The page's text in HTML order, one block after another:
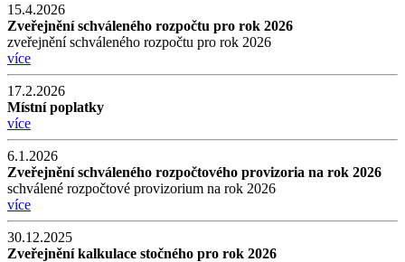
15.4.2026
Zveřejnění schváleného rozpočtu pro rok 2026
zveřejnění schváleného rozpočtu pro rok 2026
více
17.2.2026
Místní poplatky
více
6.1.2026
Zveřejnění schváleného rozpočtového provizoria na rok 2026
schválené rozpočtové provizorium na rok 2026
více
30.12.2025
Zveřejnění kalkulace stočného pro rok 2026